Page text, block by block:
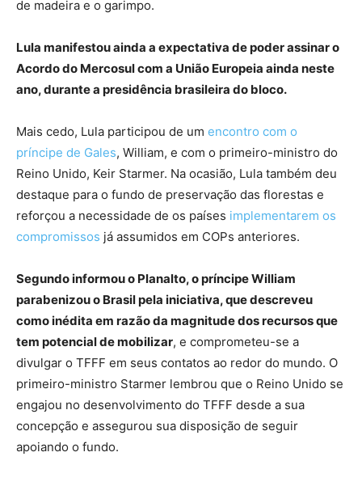
de madeira e o garimpo.
Lula manifestou ainda a expectativa de poder assinar o
Acordo do Mercosul com a União Europeia ainda neste
ano, durante a presidência brasileira do bloco.
Mais cedo, Lula participou de um encontro com o
príncipe de Gales, William, e com o primeiro-ministro do
Reino Unido, Keir Starmer. Na ocasião, Lula também deu
destaque para o fundo de preservação das florestas e
reforçou a necessidade de os países implementarem os
compromissos já assumidos em COPs anteriores.
Segundo informou o Planalto, o príncipe William
parabenizou o Brasil pela iniciativa, que descreveu
como inédita em razão da magnitude dos recursos que
tem potencial de mobilizar, e comprometeu-se a
divulgar o TFFF em seus contatos ao redor do mundo. O
primeiro-ministro Starmer lembrou que o Reino Unido se
engajou no desenvolvimento do TFFF desde a sua
concepção e assegurou sua disposição de seguir
apoiando o fundo.